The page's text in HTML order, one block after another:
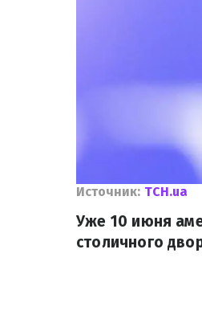
Источник: ТСН.ua
Уже 10 июня
столичного